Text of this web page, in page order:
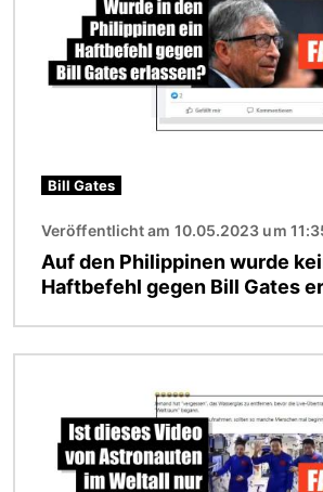
Bill Gates
Veröffentlicht am 10.05.2023 um
Auf den Philippinen wurde
Haftbefehl gegen Bill Gates